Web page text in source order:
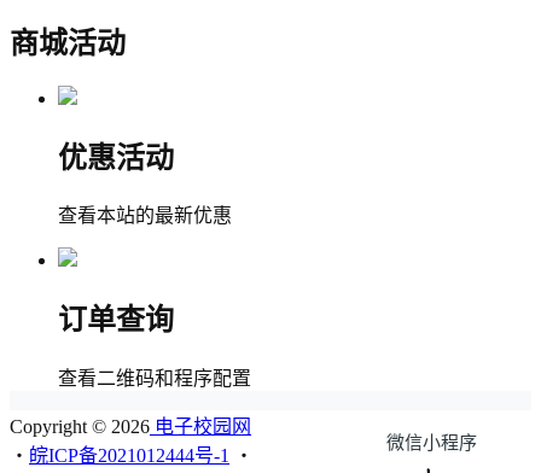
商城活动
优惠活动
查看本站的最新优惠
订单查询
查看二维码和程序配置
微信小程序
Copyright © 2026 电子校园网
・ 皖ICP备2021012444号-1 ・